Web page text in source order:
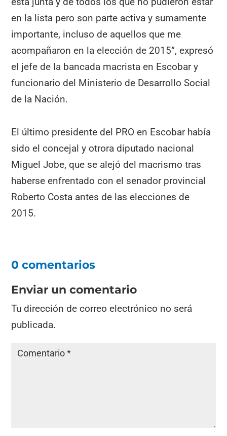
en la lista pero son parte activa y sumamente
importante, incluso de aquellos que me
acompañaron en la elección de 2015”, expresó
el jefe de la bancada macrista en Escobar y
funcionario del Ministerio de Desarrollo Social
de la Nación.
El último presidente del PRO en Escobar había
sido el concejal y otrora diputado nacional
Miguel Jobe, que se alejó del macrismo tras
haberse enfrentado con el senador provincial
Roberto Costa antes de las elecciones de
2015.
0 comentarios
Enviar un comentario
Tu dirección de correo electrónico no será
publicada.